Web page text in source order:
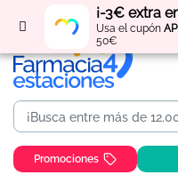
¡-3€ extra
Usa el cupón
50€
Regístratey
Promociones